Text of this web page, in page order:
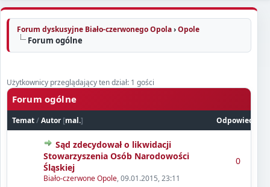
Forum dyskusyjne Biało-czerwonego Opola›Opole
Forum ogólne
Użytkownicy przeglądający ten dział: 1 gości
Forum ogólne
Temat/Autor [mal.] Odpowiedzi
Sąd zdecydował o likwidacji
Stowarzyszenia Osób Narodowości
Śląskiej
Biało-czerwone Opole,09.01.2015, 23:11
0